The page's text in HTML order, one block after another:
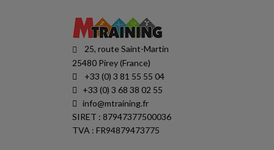
25, route Saint-Martin
25480 Pirey (France)
+33 (0) 3 81 55 55 04
+33 (0) 3 68 38 02 55
info@mtraining.fr
SIRET : 87947377500036
TVA : FR94879473775